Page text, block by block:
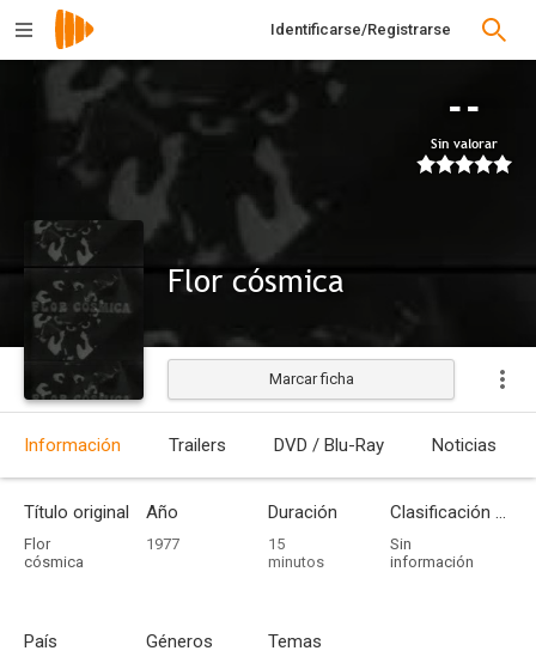
Identificarse/Registrarse
--
Sin valorar
Flor cósmica
Estrenada
Marcar ficha
Información Trailers DVD / Blu-Ray Noticias
Título original
Flor
cósmica
Año
1977
Duración
15
minutos
Clasificación por edades
Sin
información
País Géneros Temas